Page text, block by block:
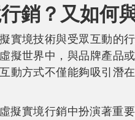
銷？又如何
實境技術與受眾互動的
擬世界中，與品牌產品
動方式不僅能夠吸引潛
擬實境行銷中扮演著重